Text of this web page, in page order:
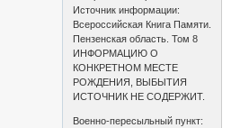
Источник информации:
Всероссийская Книга Памяти.
Пензенская область. Том 8
ИНФОРМАЦИЮ О
КОНКРЕТНОМ МЕСТЕ
РОЖДЕНИЯ, ВЫБЫТИЯ
ИСТОЧНИК НЕ СОДЕРЖИТ.
Военно-пересыльный пункт: